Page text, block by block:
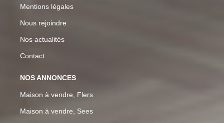
Mentions légales
Nous rejoindre
Nos actualités
Contact
NOS ANNONCES
Maison à vendre, Flers
Maison à vendre, Sees